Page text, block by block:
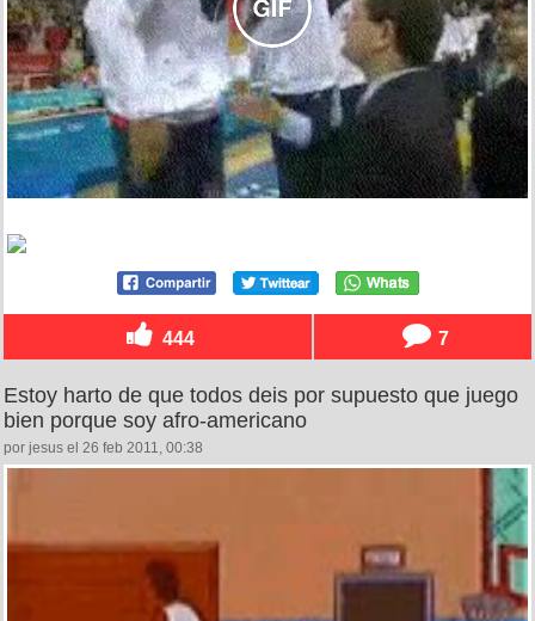
444 7
Estoy harto de que todos deis por supuesto que juego
bien porque soy afro-americano
por jesus el 26 feb 2011, 00:38